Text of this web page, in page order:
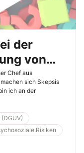
der
von
Chef aus
sich Skepsis
ich an der
Risiken